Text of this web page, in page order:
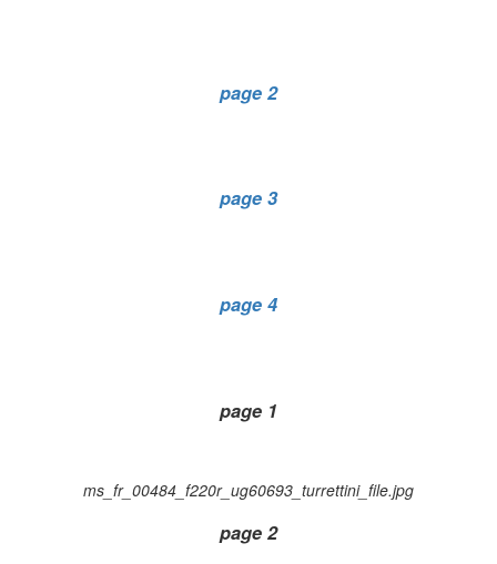
page 2
page 3
page 4
page 1
ms_fr_00484_f220r_ug60693_turrettini_file.jpg
page 2